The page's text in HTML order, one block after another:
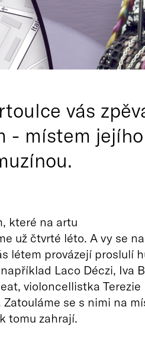
vás
- místem
které na artu
už čtvrté léto. A vy se
létem provázejí proslulí
Laco Déczi, Iva
violoncellistka Terezie
se s nimi na
tomu zahrají.